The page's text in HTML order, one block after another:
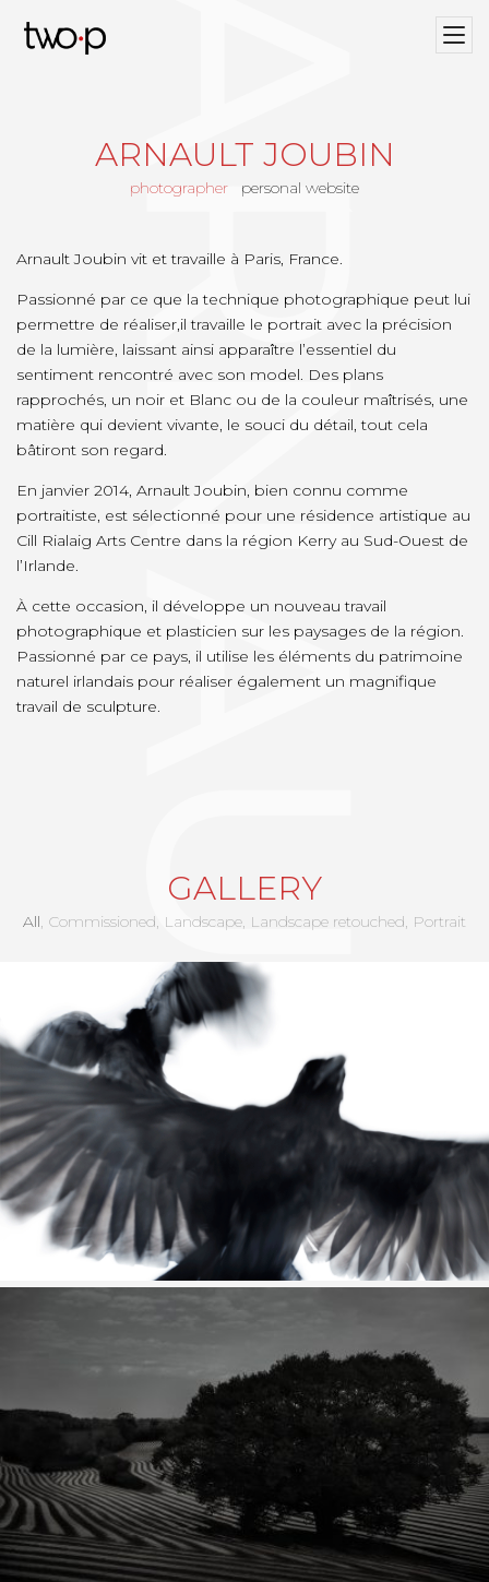
ARNAULT JOUBIN
photographer personal website
Arnault Joubin vit et travaille à Paris, France.
Passionné par ce que la technique photographique peut lui
permettre de réaliser,il travaille le portrait avec la précision
de la lumière, laissant ainsi apparaître l’essentiel du
sentiment rencontré avec son model. Des plans
rapprochés, un noir et Blanc ou de la couleur maîtrisés, une
matière qui devient vivante, le souci du détail, tout cela
bâtiront son regard.
En janvier 2014, Arnault Joubin, bien connu comme
portraitiste, est sélectionné pour une résidence artistique au
Cill Rialaig Arts Centre dans la région Kerry au Sud-Ouest de
l’Irlande.
À cette occasion, il développe un nouveau travail
photographique et plasticien sur les paysages de la région.
Passionné par ce pays, il utilise les éléments du patrimoine
naturel irlandais pour réaliser également un magnifique
travail de sculpture.
GALLERY
All Commissioned Landscape Landscape retouched Portrait